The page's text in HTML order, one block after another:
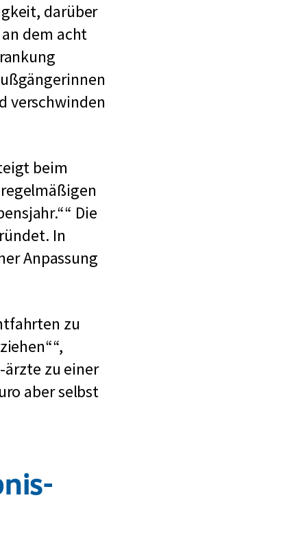
ü
r
S
t
r
ß
e
n
w
e
s
n
darüber
dem acht
verschwinden
beim
Die
In
Anpassung
zu
,
zu einer
aber selbst